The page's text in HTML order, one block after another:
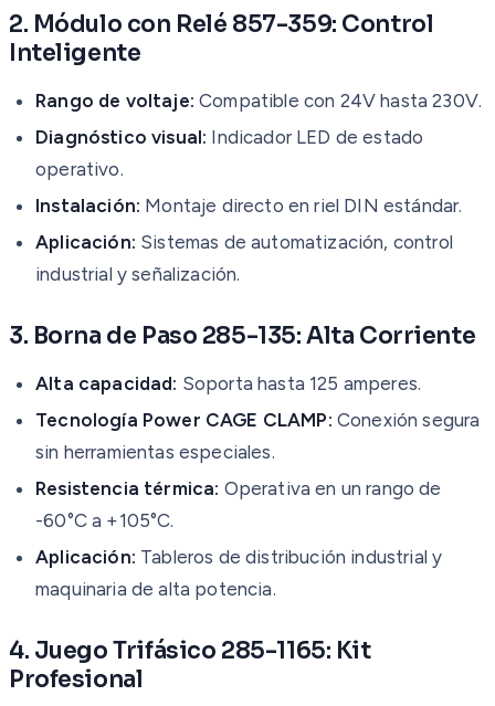
2. Módulo con Relé 857-359: Control
Inteligente
Rango de voltaje: Compatible con 24V hasta 230V.
Diagnóstico visual: Indicador LED de estado
operativo.
Instalación: Montaje directo en riel DIN estándar.
Aplicación: Sistemas de automatización, control
industrial y señalización.
3. Borna de Paso 285-135: Alta Corriente
Alta capacidad: Soporta hasta 125 amperes.
Tecnología Power CAGE CLAMP: Conexión segura
sin herramientas especiales.
Resistencia térmica: Operativa en un rango de
-60°C a +105°C.
Aplicación: Tableros de distribución industrial y
maquinaria de alta potencia.
4. Juego Trifásico 285-1165: Kit
Profesional